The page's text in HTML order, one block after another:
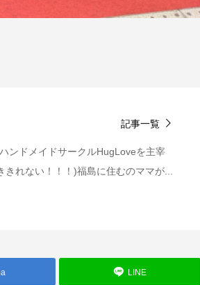
記事一覧
ンドメイドサークルHugLoveを主宰
れない！！！)福島に住むのママが...
LINE